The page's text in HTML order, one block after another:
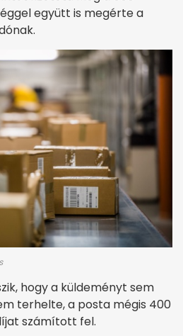
együtt is megérte a
hogy a küldeményt sem
terhelte, a posta mégis 400
számított fel.